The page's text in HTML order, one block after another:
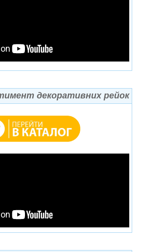
декоративних рейок